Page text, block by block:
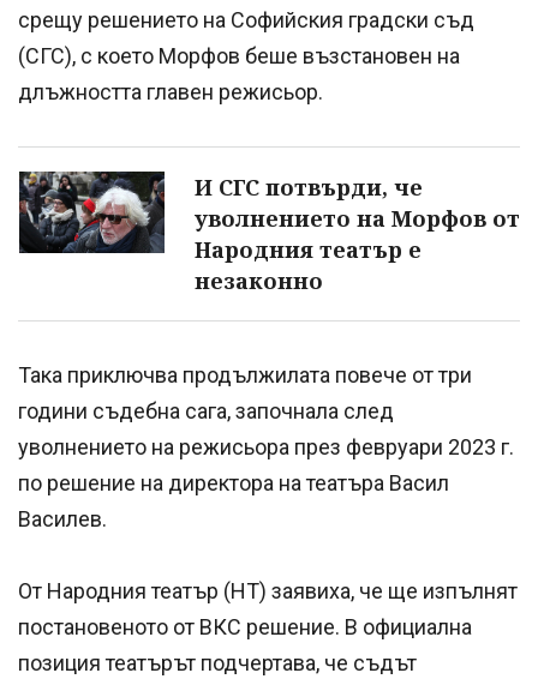
срещу решението на Софийския градски съд
(СГС), с което Морфов беше възстановен на
длъжността главен режисьор.
И СГС потвърди, че
уволнението на Морфов от
Народния театър е
незаконно
Така приключва продължилата повече от три
години съдебна сага, започнала след
уволнението на режисьора през февруари 2023 г.
по решение на директора на театъра Васил
Василев.
От Народния театър (НТ) заявиха, че ще изпълнят
постановеното от ВКС решение. В официална
позиция театърът подчертава, че съдът